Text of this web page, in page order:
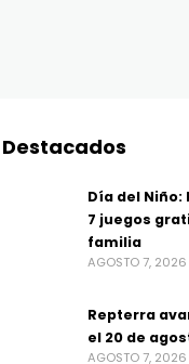
Destacados
Día del
7 juegos
familia
AGOSTO 7, 2026
Repterra
el 20 de
AGOSTO 7, 2026